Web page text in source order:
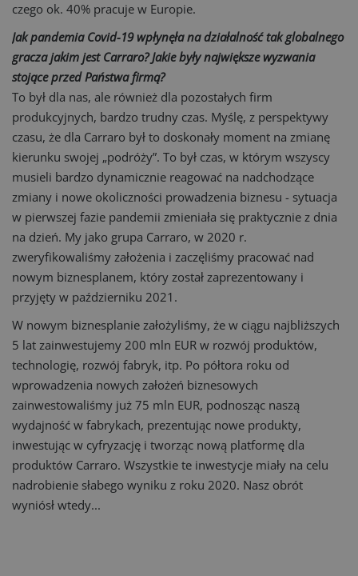
czego ok. 40% pracuje w Europie.
Jak pandemia Covid-19 wpłynęła na działalność tak globalnego
gracza jakim jest Carraro? Jakie były największe wyzwania
stojące przed Państwa firmą?
To był dla nas, ale również dla pozostałych firm
produkcyjnych, bardzo trudny czas. Myślę, z perspektywy
czasu, że dla Carraro był to doskonały moment na zmianę
kierunku swojej „podróży”. To był czas, w którym wszyscy
musieli bardzo dynamicznie reagować na nadchodzące
zmiany i nowe okoliczności prowadzenia biznesu - sytuacja
w pierwszej fazie pandemii zmieniała się praktycznie z dnia
na dzień. My jako grupa Carraro, w 2020 r.
zweryfikowaliśmy założenia i zaczęliśmy pracować nad
nowym biznesplanem, który został zaprezentowany i
przyjęty w październiku 2021.
W nowym biznesplanie założyliśmy, że w ciągu najbliższych
5 lat zainwestujemy 200 mln EUR w rozwój produktów,
technologię, rozwój fabryk, itp. Po półtora roku od
wprowadzenia nowych założeń biznesowych
zainwestowaliśmy już 75 mln EUR, podnosząc naszą
wydajność w fabrykach, prezentując nowe produkty,
inwestując w cyfryzację i tworząc nową platformę dla
produktów Carraro. Wszystkie te inwestycje miały na celu
nadrobienie słabego wyniku z roku 2020. Nasz obrót
wyniósł wtedy...